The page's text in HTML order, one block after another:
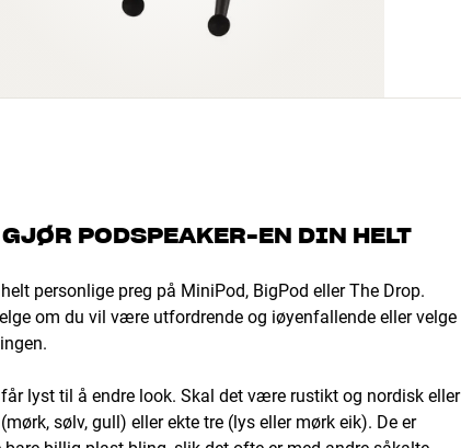
PODSPEAKER-EN DIN HELT
personlige preg på MiniPod, BigPod eller The Drop.
om du vil være utfordrende og iøyenfallende eller velge
lyst til å endre look. Skal det være rustikt og nordisk eller
sølv, gull) eller ekte tre (lys eller mørk eik). De er